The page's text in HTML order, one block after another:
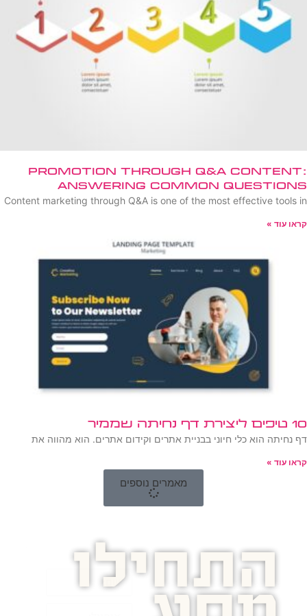
Promotion Through Q&A Content:
Answering Common Questions
Content marketing through Q&A is one of the most effective tools in
קראו עוד »
10 טיפים ליצירת דף נחיתה שממיר
דף נחיתה הוא כלי חיוני בבניית אתרים וקידום אתרים. הוא מהווה את
קראו עוד »
מאמרים נוספים
התחילו